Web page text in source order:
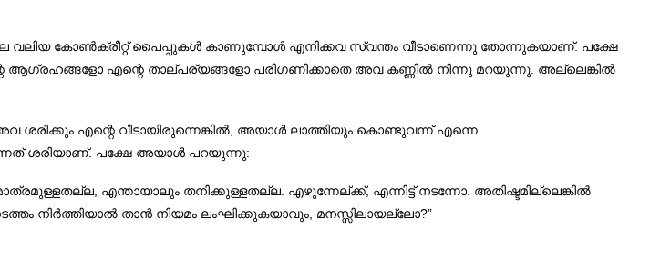
വലിയ കോൺക്രീറ്റ് പൈപ്പുകൾ കാണുമ്പോൾ എനിക്കവ സ്വന്തം വീടാണെന്നു തോന്നുകയാണ്‌. പക്ഷേ
എന്റെ താല്പര്യങ്ങളോ പരിഗണിക്കാതെ അവ കണ്ണിൽ നിന്നു മറയുന്നു. അല്ലെങ്കിൽ
എന്റെ വീടായിരുന്നെങ്കിൽ, അയാൾ ലാത്തിയും കൊണ്ടുവന്ന് എന്നെ
ശരിയാണ്‌. പക്ഷേ അയാൾ പറയുന്നു:
എന്തായാലും തനിക്കുള്ളതല്ല. എഴുന്നേല്ക്ക്, എന്നിട്ട് നടന്നോ. അതിഷ്ടമില്ലെങ്കിൽ
നിർത്തിയാൽ താൻ നിയമം ലംഘിക്കുകയാവും, മനസ്സിലായല്ലോ?”